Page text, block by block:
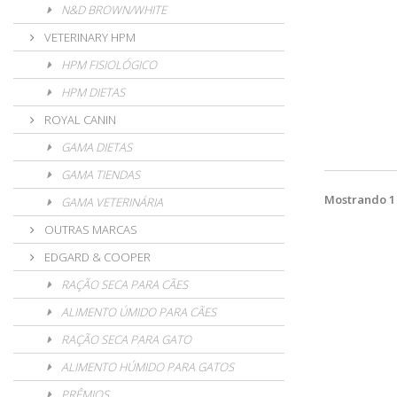
N&D BROWN/WHITE
VETERINARY HPM
HPM FISIOLÓGICO
HPM DIETAS
ROYAL CANIN
GAMA DIETAS
GAMA TIENDAS
GAMA VETERINÁRIA
OUTRAS MARCAS
EDGARD & COOPER
RAÇÃO SECA PARA CÃES
ALIMENTO ÚMIDO PARA CÃES
RAÇÃO SECA PARA GATO
ALIMENTO HÚMIDO PARA GATOS
Mostrando 1